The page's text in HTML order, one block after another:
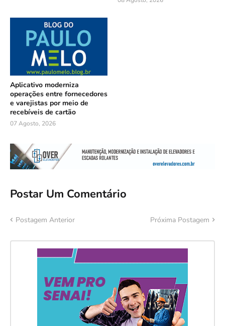
Aplicativo moderniza
operações entre fornecedores
e varejistas por meio de
recebíveis de cartão
07 Agosto, 2026
Postar Um Comentário
Postagem Anterior Próxima Postagem